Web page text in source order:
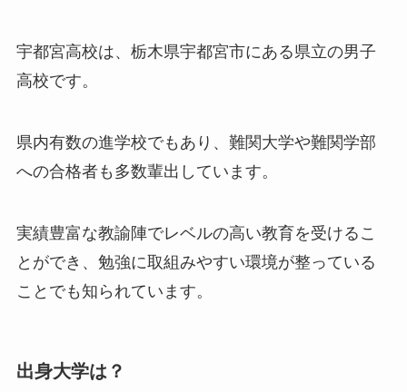
宇都宮高校は、栃木県宇都宮市にある県立の男子
高校です。
県内有数の進学校でもあり、難関大学や難関学部
への合格者も多数輩出しています。
実績豊富な教諭陣でレベルの高い教育を受けるこ
とができ、勉強に取組みやすい環境が整っている
ことでも知られています。
出身大学は？